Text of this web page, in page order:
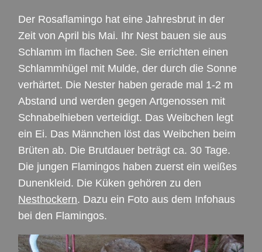
Der Rosaflamingo hat eine Jahresbrut in der
Zeit von April bis Mai. Ihr Nest bauen sie aus
Schlamm im flachen See. Sie errichten einen
Schlammhügel mit Mulde, der durch die Sonne
verhärtet. Die Nester haben gerade mal 1-2 m
Abstand und werden gegen Artgenossen mit
Schnabelhieben verteidigt. Das Weibchen legt
ein Ei. Das Männchen löst das Weibchen beim
Brüten ab. Die Brutdauer beträgt ca. 30 Tage.
Die jungen Flamingos haben zuerst ein weißes
Dunenkleid. Die Küken gehören zu den
Nesthockern. Dazu ein Foto aus dem Infohaus
bei den Flamingos.